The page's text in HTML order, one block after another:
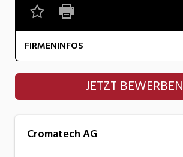
FIRMENINFOS
Cromatech AG
JETZT BEWERBEN
Cromatech AG